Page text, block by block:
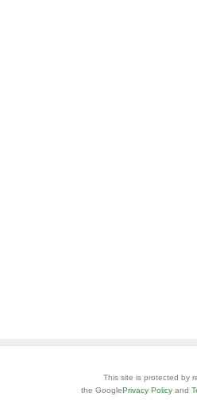
This site is protected by
the GooglePrivacy Policy and